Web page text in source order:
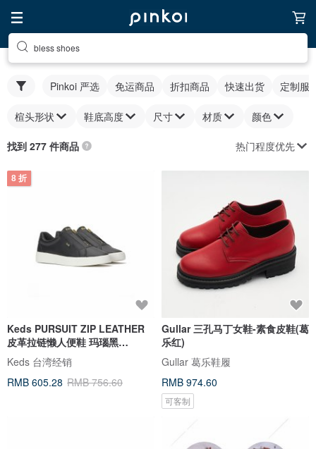
bless shoes
Pinkoi 严选 免运商品 折扣商品 快速出货 定制服
楦头形状 鞋底高度 尺寸 材质 颜色
找到 277 件商品 热门程度优先
8 折
Keds PURSUIT ZIP LEATHER
皮革拉链懒人便鞋 玛瑙黑
WH68720
Keds 台湾经销
RMB 605.28 RMB 756.60
Gullar 三孔马丁女鞋-素食皮鞋(葛
乐红)
Gullar 葛乐鞋履
RMB 974.60
可客制